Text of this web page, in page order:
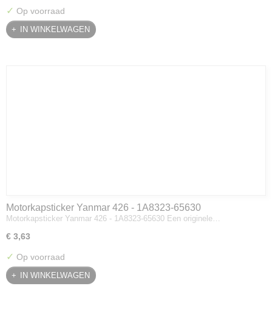
✓ Op voorraad
IN WINKELWAGEN
Motorkapsticker Yanmar 426 - 1A8323-65630
Motorkapsticker Yanmar 426 - 1A8323-65630 Een originele…
€ 3,63
✓ Op voorraad
IN WINKELWAGEN